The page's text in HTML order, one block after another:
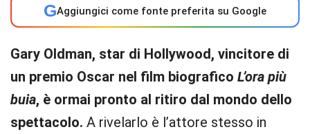
GAggiungici come fonte preferita su Google
Gary Oldman, star di Hollywood, vincitore di
un premio Oscar nel film biografico L’ora più
buia, è ormai pronto al ritiro dal mondo dello
spettacolo. A rivelarlo è l’attore stesso in